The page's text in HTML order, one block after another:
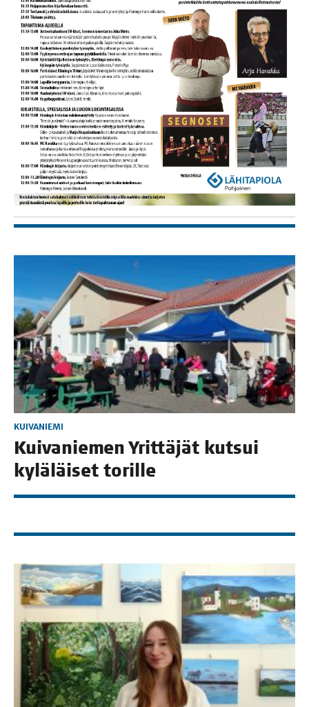
KUIVANIEMI
Kui­va­nie­men Yrit­tä­jät kut­sui
kylä­läi­set torille